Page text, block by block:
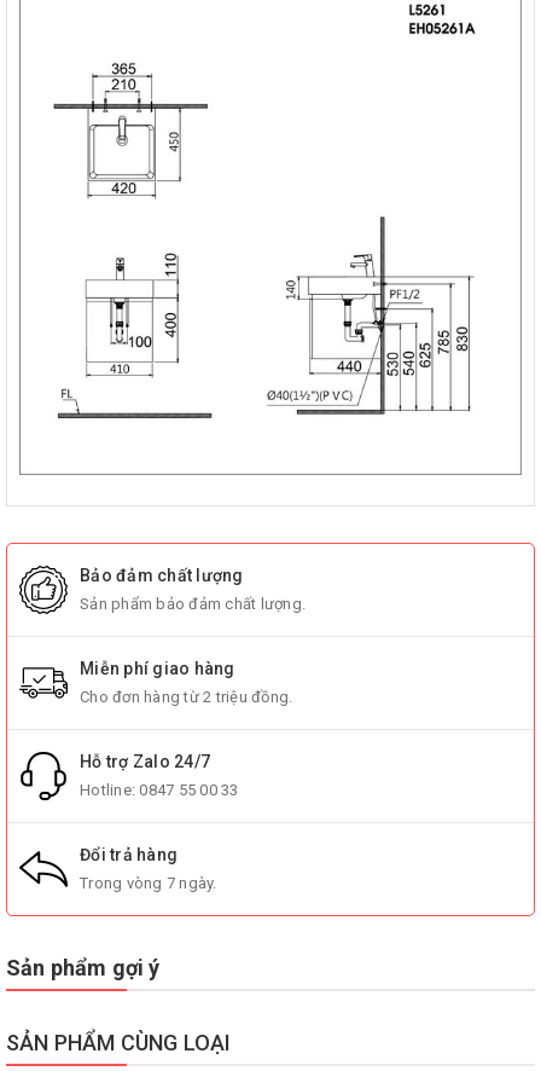
Bảo đảm chất lượng
Sản phẩm bảo đảm chất lượng.
Miễn phí giao hàng
Cho đơn hàng từ 2 triệu đồng.
Hỗ trợ Zalo 24/7
Hotline:0847 55 00 33
Đổi trả hàng
Trong vòng 7 ngày.
Sản phẩm gợi ý
SẢN PHẨM CÙNG LOẠI